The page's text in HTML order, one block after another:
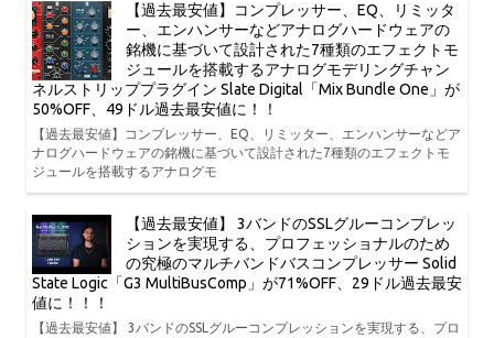
【過去最安値】コンプレッサー、EQ、リミッタ
ー、エンハンサーなどアナログハードウェアの
銘機に基づいて設計された7種類のエフェクトモ
ジュールを搭載するアナログモデリングチャン
ネルストリッププラグイン Slate Digital「Mix Bundle One」が
50%OFF、49ドル過去最安値に！！
【過去最安値】コンプレッサー、EQ、リミッター、エンハンサーなどア
ナログハードウェアの銘機に基づいて設計された7種類のエフェクトモ
ジュールを搭載するアナログモ
【過去最安値】 3バンドのSSLグルーコンプレッ
ションを実現する、プロフェッショナルのため
の究極のマルチバンドバスコンプレッサー Solid
State Logic「G3 MultiBusComp」が71%OFF、29ドル過去最安
値に！！！
【過去最安値】 3バンドのSSLグルーコンプレッションを実現する、プロ